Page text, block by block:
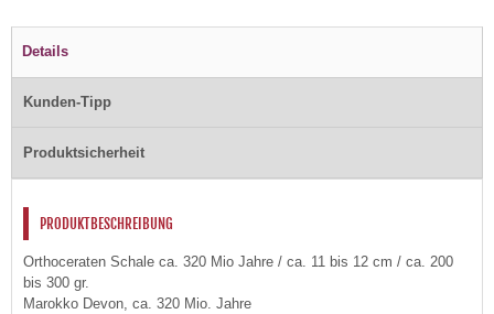
Details
Kunden-Tipp
Produktsicherheit
PRODUKTBESCHREIBUNG
Orthoceraten Schale ca. 320 Mio Jahre / ca. 11 bis 12 cm / ca. 200
bis 300 gr.
Marokko Devon, ca. 320 Mio. Jahre